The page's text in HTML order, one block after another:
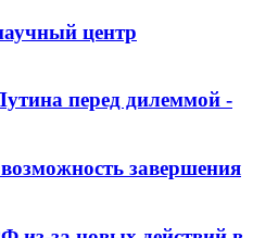
центр
перед дилеммой -
завершения